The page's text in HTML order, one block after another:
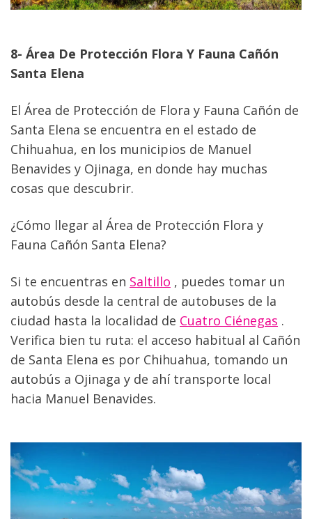
8- Área De Protección Flora Y Fauna Cañón
Santa Elena
El Área de Protección de Flora y Fauna Cañón de
Santa Elena se encuentra en el estado de
Chihuahua, en los municipios de Manuel
Benavides y Ojinaga, en donde hay muchas
cosas que descubrir.
¿Cómo llegar al Área de Protección Flora y
Fauna Cañón Santa Elena?
Si te encuentras en Saltillo , puedes tomar un
autobús desde la central de autobuses de la
ciudad hasta la localidad de Cuatro Ciénegas .
Verifica bien tu ruta: el acceso habitual al Cañón
de Santa Elena es por Chihuahua, tomando un
autobús a Ojinaga y de ahí transporte local
hacia Manuel Benavides.